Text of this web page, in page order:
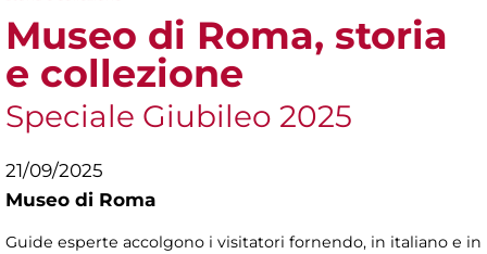
Museo di Roma, storia
e collezione
Speciale Giubileo 2025
21/09/2025
Museo di Roma
Guide esperte accolgono i visitatori fornendo, in italiano e in